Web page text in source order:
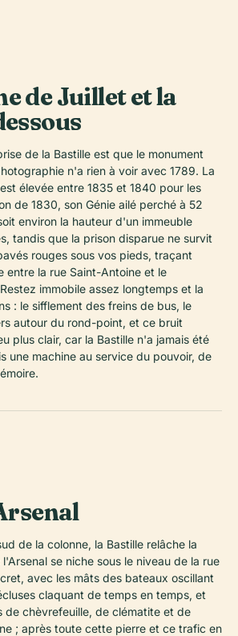
de Juillet et la
de la Bastille est que le monument
n'a rien à voir avec 1789. La
élevée entre 1835 et 1840 pour les
de 1830, son Génie ailé perché à 52
environ la hauteur d'un immeuble
tandis que la prison disparue ne survit
rouges sous vos pieds, traçant
entre la rue Saint-Antoine et le
immobile assez longtemps et la
: le sifflement des freins de bus, le
autour du rond-point, et ce bruit
plus clair, car la Bastille n'a jamais été
une machine au service du pouvoir, de
de la colonne, la Bastille relâche la
se niche sous le niveau de la rue
avec les mâts des bateaux oscillant
claquant de temps en temps, et
de chèvrefeuille, de clématite et de
; après toute cette pierre et ce trafic en